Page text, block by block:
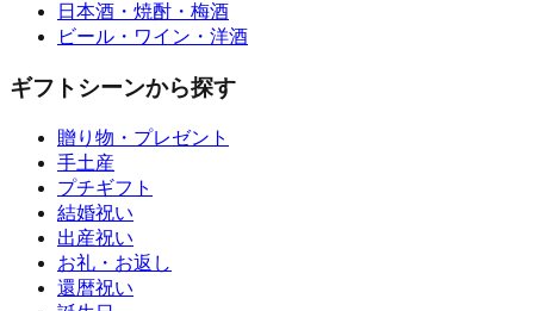
日本酒・焼酎・梅酒
ビール・ワイン・洋酒
ギフトシーンから探す
贈り物・プレゼント
手土産
プチギフト
結婚祝い
出産祝い
お礼・お返し
還暦祝い